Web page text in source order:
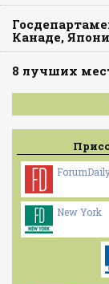
Канаде,
8 лучших
New York